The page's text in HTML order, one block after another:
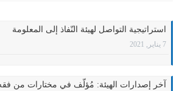
استراتيجية التواصل لهيئة النّفاذ إلى المعلومة
7 يناير, 2021
آخر إصدارات الهيئة: مُؤلّف في مختارات من